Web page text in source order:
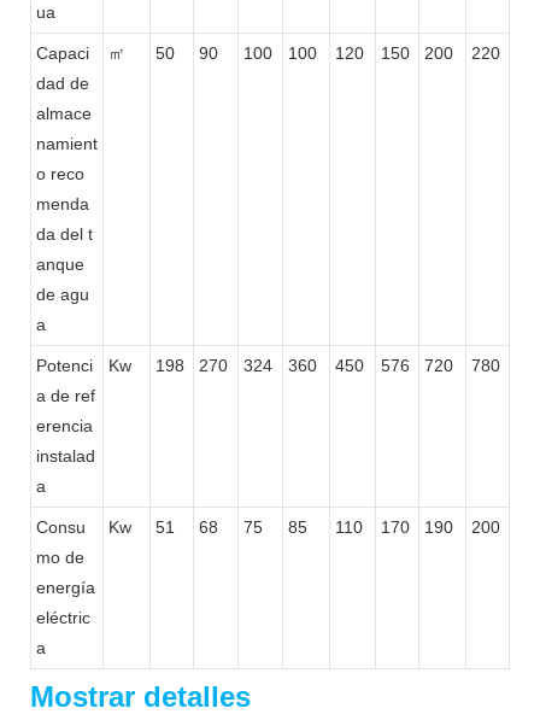
ua
Capaci
dad de
almace
namient
o reco
menda
da del t
anque
de agu
a
㎡ 50 90 100 100 120 150 200 220
Potenci
a de ref
erencia
instalad
a
Kw 198 270 324 360 450 576 720 780
Consu
mo de
energía
eléctric
a
Kw 51 68 75 85 110 170 190 200
Mostrar detalles